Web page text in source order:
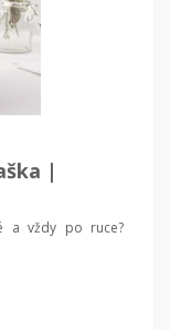
|
a vždy po ruce?